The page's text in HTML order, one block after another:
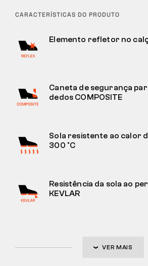
CARACTERÍSTICAS DO PRODUTO
Elemento refletor no
Caneta de segurança
dedos COMPOSITE
Sola resistente ao calor
300 °C
Resistência da sola ao
KEVLAR
VER MAIS